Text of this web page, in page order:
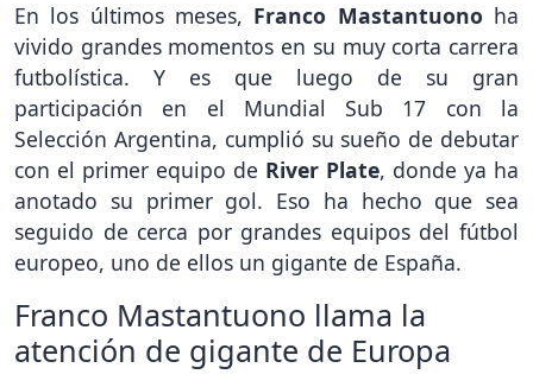
En los últimos meses, Franco Mastantuono ha
vivido grandes momentos en su muy corta carrera
futbolística. Y es que luego de su gran
participación en el Mundial Sub 17 con la
Selección Argentina, cumplió su sueño de debutar
con el primer equipo de River Plate, donde ya ha
anotado su primer gol. Eso ha hecho que sea
seguido de cerca por grandes equipos del fútbol
europeo, uno de ellos un gigante de España.
Franco Mastantuono llama la
atención de gigante de Europa